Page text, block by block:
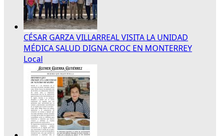
CÉSAR GARZA VILLARREAL VISITA LA UNIDAD
MÉDICA SALUD DIGNA CROC EN MONTERREY
Local